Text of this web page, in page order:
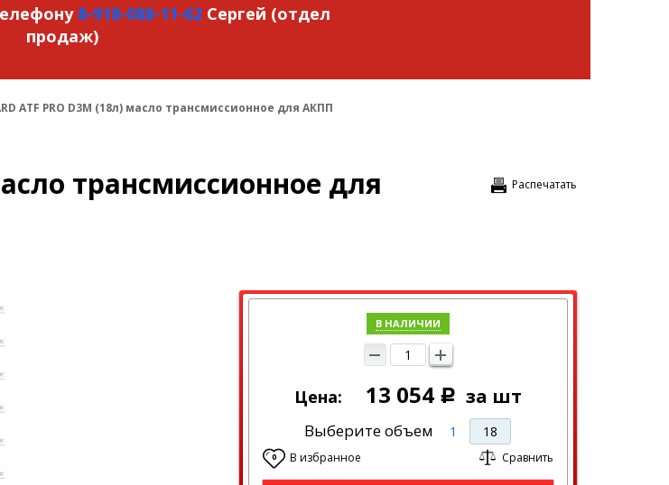
8-918-088-11-62Сергей (отдел
продаж)
ATF PRO D3M (18л) масло трансмиссионное для АКПП
Распечатать
трансмиссионное для
В НАЛИЧИИ
Цена: 13 054 Р за шт
Выберите объем 1 18
0 В избранное Сравнить